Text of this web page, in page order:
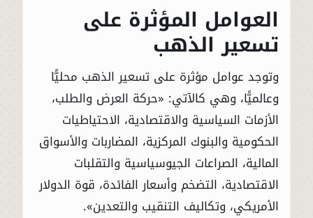
العوامل المؤثرة على
تسعير الذهب
وتوجد عوامل مؤثرة على تسعير الذهب محليًّا
وعالميًّا، وهي كالآتي: «حركة العرض والطلب،
الأزمات السياسية والاقتصادية، الاحتياطيات
الحكومية والبنوك المركزية، المضاربات والأسواق
المالية، الصراعات الجيوسياسية والتقلبات
الاقتصادية، التضخم وأسعار الفائدة، قوة الدولار
الأمريكي، وتكاليف التنقيب والتعدين».